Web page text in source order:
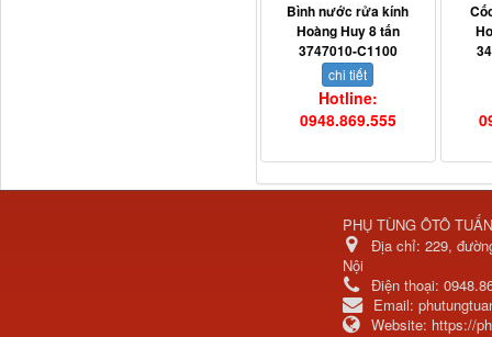
Bình nước rửa kính
Hoàng Huy 8 tấn
3747010-C1100
chi tiết
Hotline:
0948.869.555
PHỤ TÙNG ÔTÔ
Địa chỉ: 229,
Nội
Điện thoại:
Email:
Website: https://